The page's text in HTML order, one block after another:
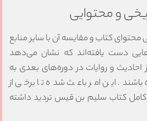
و محتوایی
کتاب و مقایسه آن با سایر منابع
دست یافته‌اند که نشان می‌دهد
و روایات در دوره‌های بعدی به
این امر باعث شده تا برخی از
کتاب سلیم بن قیس تردید داشته